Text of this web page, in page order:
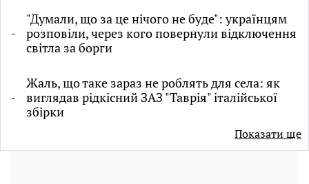
"Думали, що за це нічого не буде": українцям
розповіли, через кого повернули відключення
світла за борги
Жаль, що таке зараз не роблять для села: як
виглядав рідкісний ЗАЗ "Таврія" італійської
збірки
Показати ще